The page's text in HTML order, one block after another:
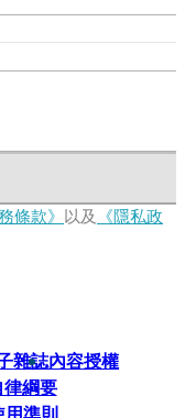
條款》 以及 《隱私政
雜誌內容授權
綱要